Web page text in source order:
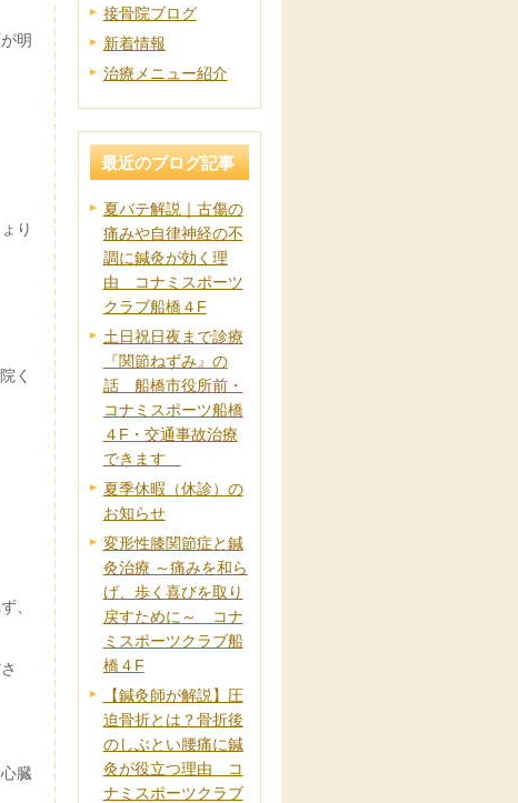
明
り
く
、
臓
接骨院ブログ
新着情報
治療メニュー紹介
最近のブログ記事
夏バテ解説｜古傷の
痛みや自律神経の不
調に鍼灸が効く理
由 コナミスポーツ
クラブ船橋４F
土日祝日夜まで診療
『関節ねずみ』の
話 船橋市役所前・
コナミスポーツ船橋
４F・交通事故治療
できます
夏季休暇（休診）の
お知らせ
変形性膝関節症と鍼
灸治療 ～痛みを和ら
げ、歩く喜びを取り
戻すために～ コナ
ミスポーツクラブ船
橋４F
【鍼灸師が解説】圧
迫骨折とは？骨折後
のしぶとい腰痛に鍼
灸が役立つ理由 コ
ナミスポーツクラブ